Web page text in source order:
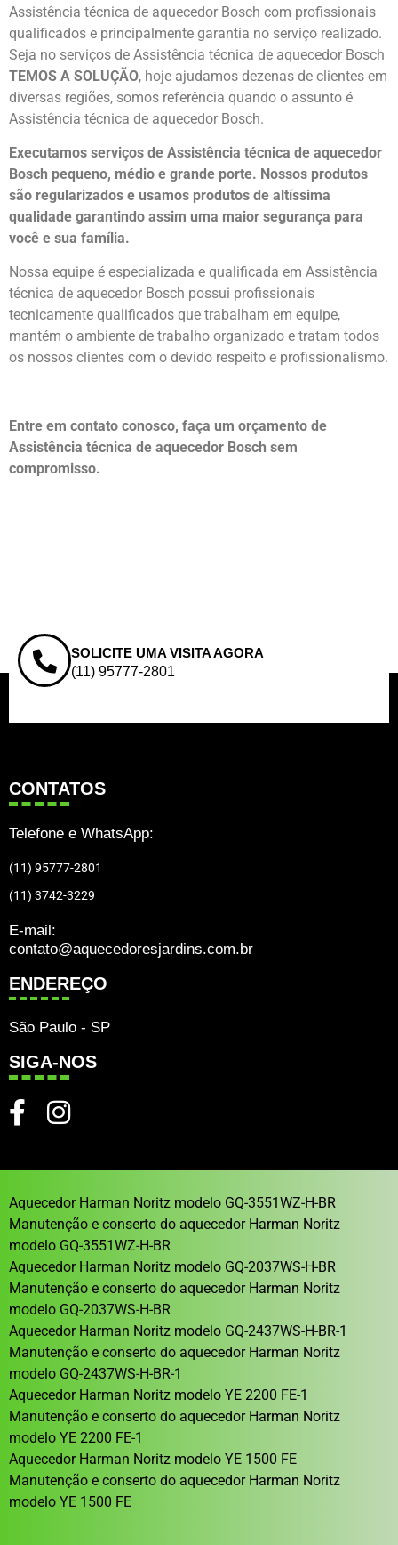
Assistência técnica de aquecedor Bosch com profissionais
qualificados e principalmente garantia no serviço realizado.
Seja no serviços de Assistência técnica de aquecedor Bosch
TEMOS A SOLUÇÃO, hoje ajudamos dezenas de clientes em
diversas regiões, somos referência quando o assunto é
Assistência técnica de aquecedor Bosch.
Executamos serviços de Assistência técnica de aquecedor
Bosch pequeno, médio e grande porte. Nossos produtos
são regularizados e usamos produtos de altíssima
qualidade garantindo assim uma maior segurança para
você e sua família.
Nossa equipe é especializada e qualificada em Assistência
técnica de aquecedor Bosch possui profissionais
tecnicamente qualificados que trabalham em equipe,
mantém o ambiente de trabalho organizado e tratam todos
os nossos clientes com o devido respeito e profissionalismo.
Entre em contato conosco, faça um orçamento de
Assistência técnica de aquecedor Bosch sem
compromisso.
SOLICITE UMA VISITA AGORA
(11) 95777-2801
CONTATOS
Telefone e WhatsApp:
(11) 95777-2801
(11) 3742-3229
E-mail:
contato@aquecedoresjardins.com.br
ENDEREÇO
São Paulo - SP
SIGA-NOS
Aquecedor Harman Noritz modelo GQ-3551WZ-H-BR
Manutenção e conserto do aquecedor Harman Noritz
modelo GQ-3551WZ-H-BR
Aquecedor Harman Noritz modelo GQ-2037WS-H-BR
Manutenção e conserto do aquecedor Harman Noritz
modelo GQ-2037WS-H-BR
Aquecedor Harman Noritz modelo GQ-2437WS-H-BR-1
Manutenção e conserto do aquecedor Harman Noritz
modelo GQ-2437WS-H-BR-1
Aquecedor Harman Noritz modelo YE 2200 FE-1
Manutenção e conserto do aquecedor Harman Noritz
modelo YE 2200 FE-1
Aquecedor Harman Noritz modelo YE 1500 FE
Manutenção e conserto do aquecedor Harman Noritz
modelo YE 1500 FE